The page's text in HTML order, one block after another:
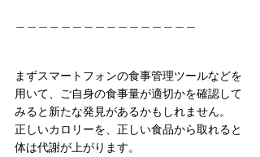
まずスマートフォンの食事管理ツールなどを
用いて、ご自身の食事量が適切かを確認して
みると新たな発見があるかもしれません。
正しいカロリーを、正しい食品から取れると
体は代謝が上がります。